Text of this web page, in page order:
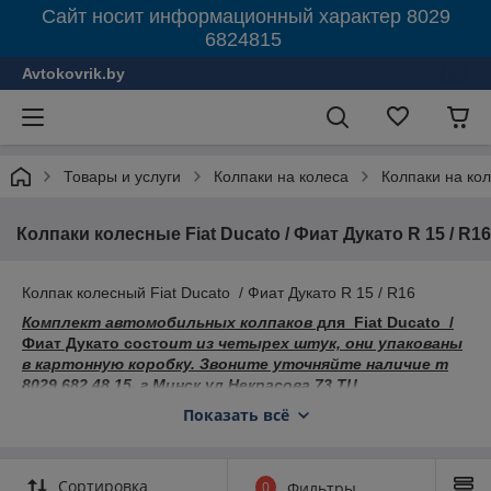
Сайт носит информационный характер 8029
6824815
Avtokovrik.by
Товары и услуги Колпаки на колеса Колпаки на
Колпаки колесные Fiat Ducato / Фиат Дукато R 15 / R16
Колпак колесный Fiat Ducato / Фиат Дукато R 15 / R16
Комплект автомобильных колпаков для
Fiat Ducato /
Фиат Дукато состоит из четырех штук, они упакованы
в картонную коробку. Звоните уточняйте наличие т
8029 682 48 15. г Минск ул Некрасова 73 ТЦ
Автозапчасть второй этаж 23 павильон
гибкого ABS-пластика. Они способны к самостоятельному
Показать всё
Сортировка 0